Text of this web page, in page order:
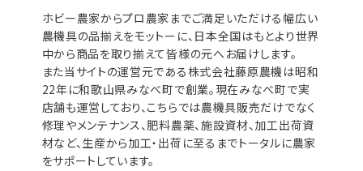
ホビー農家からプロ農家までご満足いただける幅広い
農機具の品揃えをモットーに、日本全国はもとより世界
中から商品を取り揃えて皆様の元へお届けします。
また当サイトの運営元である株式会社藤原農機は昭和
22年に和歌山県みなべ町で創業。現在みなべ町で実
店舗も運営しており、こちらでは農機具販売だけでなく
修理やメンテナンス、肥料農薬、施設資材、加工出荷資
材など、生産から加工・出荷に至るまでトータルに農家
をサポートしています。